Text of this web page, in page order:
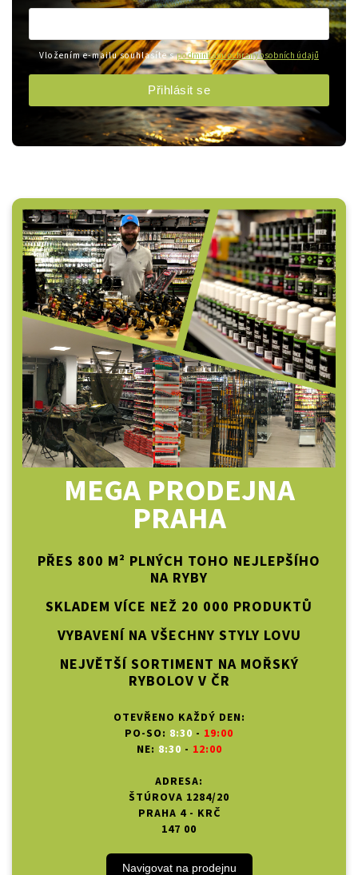
MEGA PRODEJNA
PRAHA
PŘES 800 M² PLNÝCH TOHO NEJLEPŠÍHO
NA RYBY
SKLADEM VÍCE NEŽ 20 000 PRODUKTŮ
VYBAVENÍ NA VŠECHNY STYLY LOVU
NEJVĚTŠÍ SORTIMENT NA MOŘSKÝ
RYBOLOV V ČR
OTEVŘENO KAŽDÝ DEN:
PO-SO: 8:30 - 19:00
NE: 8:30 - 12:00
ADRESA:
ŠTÚROVA 1284/20
PRAHA 4 - KRČ
147 00
Navigovat na prodejnu
Vložením e-mailu souhlasíte spodmínkami ochrany osobních údajů
Přihlásit se